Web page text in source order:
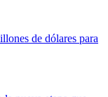
de dólares para